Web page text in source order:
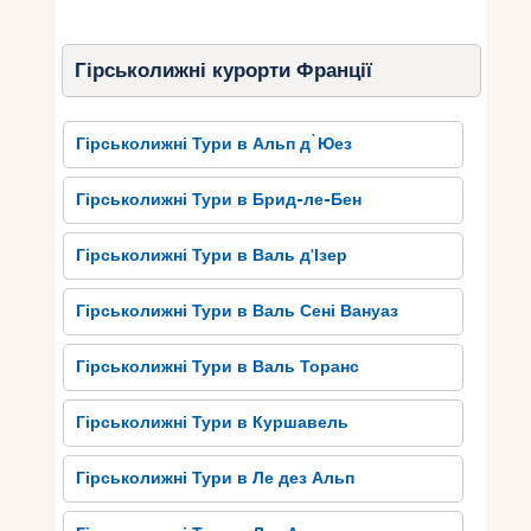
відпочинку, Ла Плань пропонує безліч інших
розваг.
Тут можна насолодитися панорамними
прогулянками на снігоступах або в собачих
упряжках, спуститися на бобслейні чи зайнятися
катанням на сноуборді. Величезний вибір
ресторанів та кафе дозволяє скуштувати
найсмачніші страви місцевої кухні, а також
насолодитися гастрономічним шляхом по
делікатесам Ла Плань. Заповнене історичною
спадщиною та культурними надбаннями, Ла
Плань запрошує своїх гостей на незабутню
подорож у саме серце французьких Альп.
Найкращі місця для
відпочинку та розваг у Ла
Плань
Гірськолижні курорти Франції
Гірськолижні Тури в Альп д`Юез
Гірськолижні Тури в Брид-ле-Бен
Гірськолижні Тури в Валь д'Ізер
Гірськолижні Тури в Валь Сені Вануаз
Гірськолижні Тури в Валь Торанс
Гірськолижні Тури в Куршавель
Гірськолижні Тури в Ле дез Альп